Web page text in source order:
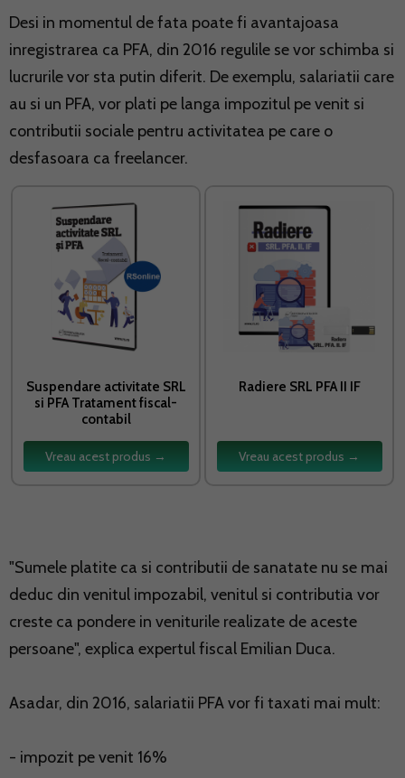
Desi in momentul de fata poate fi avantajoasa
inregistrarea ca PFA, din 2016 regulile se vor schimba si
lucrurile vor sta putin diferit. De exemplu, salariatii care
au si un PFA, vor plati pe langa impozitul pe venit si
contributii sociale pentru activitatea pe care o
desfasoara ca freelancer.
Suspendare activitate SRL
si PFA Tratament fiscal-
contabil
Vreau acest produs →
Radiere SRL PFA II IF
Vreau acest produs →
"Sumele platite ca si contributii de sanatate nu se mai
deduc din venitul impozabil, venitul si contributia vor
creste ca pondere in veniturile realizate de aceste
persoane", explica expertul fiscal Emilian Duca.
Asadar, din 2016, salariatii PFA vor fi taxati mai mult:
- impozit pe venit 16%